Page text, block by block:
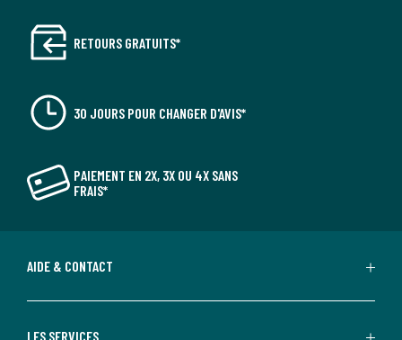
RETOURS GRATUITS*
30 JOURS POUR CHANGER D'AVIS*
PAIEMENT EN 2X, 3X OU 4X SANS
FRAIS*
AIDE & CONTACT
LES SERVICES